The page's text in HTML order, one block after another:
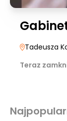
Tadeusza
Teraz